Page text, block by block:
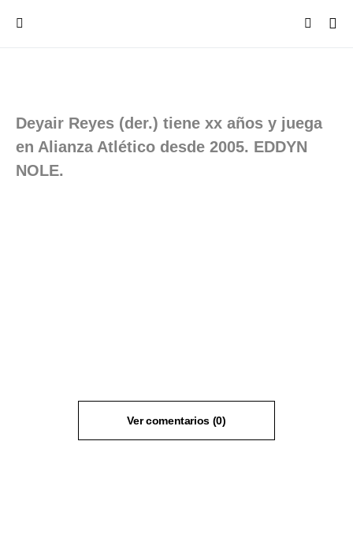
Deyair Reyes (der.) tiene xx años y juega
en Alianza Atlético desde 2005. EDDYN
NOLE.
Ver comentarios (0)